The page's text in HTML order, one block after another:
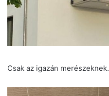
Csak az igazán merészeknek.